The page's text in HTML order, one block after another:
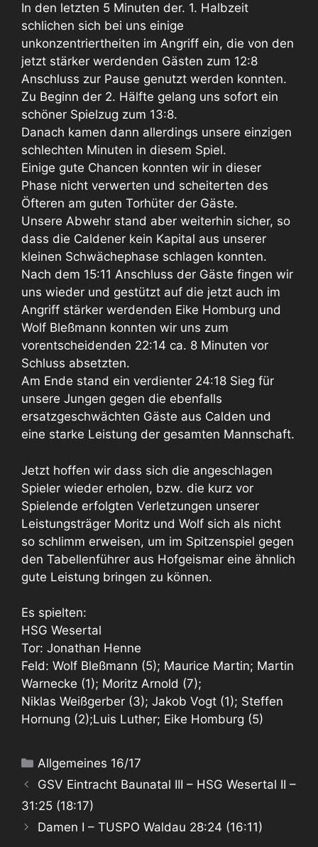
In den letzten 5 Minuten der. 1. Halbzeit
schlichen sich bei uns einige
unkonzentriertheiten im Angriff ein, die von den
jetzt stärker werdenden Gästen zum 12:8
Anschluss zur Pause genutzt werden konnten.
Zu Beginn der 2. Hälfte gelang uns sofort ein
schöner Spielzug zum 13:8.
Danach kamen dann allerdings unsere einzigen
schlechten Minuten in diesem Spiel.
Einige gute Chancen konnten wir in dieser
Phase nicht verwerten und scheiterten des
Öfteren am guten Torhüter der Gäste.
Unsere Abwehr stand aber weiterhin sicher, so
dass die Caldener kein Kapital aus unserer
kleinen Schwächephase schlagen konnten.
Nach dem 15:11 Anschluss der Gäste fingen wir
uns wieder und gestützt auf die jetzt auch im
Angriff stärker werdenden Eike Homburg und
Wolf Bleßmann konnten wir uns zum
vorentscheidenden 22:14 ca. 8 Minuten vor
Schluss absetzten.
Am Ende stand ein verdienter 24:18 Sieg für
unsere Jungen gegen die ebenfalls
ersatzgeschwächten Gäste aus Calden und
eine starke Leistung der gesamten Mannschaft.
Jetzt hoffen wir dass sich die angeschlagen
Spieler wieder erholen, bzw. die kurz vor
Spielende erfolgten Verletzungen unserer
Leistungsträger Moritz und Wolf sich als nicht
so schlimm erweisen, um im Spitzenspiel gegen
den Tabellenführer aus Hofgeismar eine ähnlich
gute Leistung bringen zu können.
Es spielten:
HSG Wesertal
Tor: Jonathan Henne
Feld: Wolf Bleßmann (5); Maurice Martin; Martin
Warnecke (1); Moritz Arnold (7);
Niklas Weißgerber (3); Jakob Vogt (1); Steffen
Hornung (2);Luis Luther; Eike Homburg (5)
Kategorien
Allgemeines 16/17
GSV Eintracht Baunatal III – HSG Wesertal II –
31:25 (18:17)
Damen I – TUSPO Waldau 28:24 (16:11)